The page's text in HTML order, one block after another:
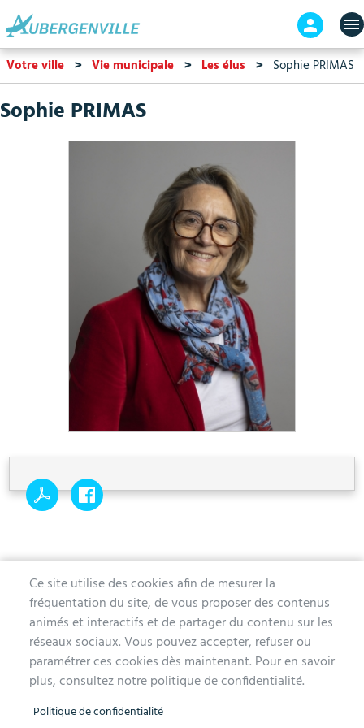
contenu
principal
En-
tête
-
Votre ville Vie municipale Les élus Sophie PRIMAS
Sophie PRIMAS
Ce site utilise des cookies afin de mesurer la
fréquentation du site, de vous proposer des contenus
animés et interactifs et de partager du contenu sur les
réseaux sociaux. Vous pouvez accepter, refuser ou
paramétrer ces cookies dès maintenant. Pour en savoir
plus, consultez notre politique de confidentialité.
Politique de confidentialité
MAIRIE D'AUBERGENVILLE
1 avenue de la Division Leclerc
78410 Aubergenville
Tél. 01 30 90 45 00
Lundi, mercredi, jeudi et vendredi de 9h à 12h et de 14h à 17h